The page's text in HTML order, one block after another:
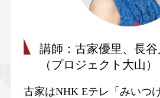
講師：古家優里、長
（プロジェクト大山）
古家はNHK Eテレ「みいつ